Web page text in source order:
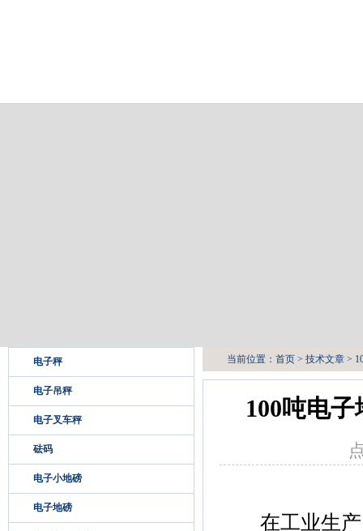
电子秤
电子吊秤
电子叉车秤
砝码
电子小地磅
电子地磅
当前位置： 首页 > 技术文章 >
100吨电
在工业生产